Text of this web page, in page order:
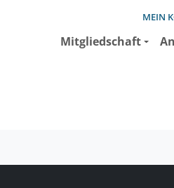
MEIN
Mitgliedschaft